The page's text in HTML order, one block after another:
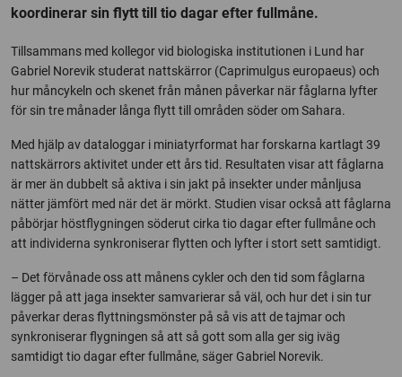
koordinerar sin flytt till tio dagar efter fullmåne.
Tillsammans med kollegor vid biologiska institutionen i Lund har
Gabriel Norevik studerat nattskärror (Caprimulgus europaeus) och
hur måncykeln och skenet från månen påverkar när fåglarna lyfter
för sin tre månader långa flytt till områden söder om Sahara.
Med hjälp av dataloggar i miniatyrformat har forskarna kartlagt 39
nattskärrors aktivitet under ett års tid. Resultaten visar att fåglarna
är mer än dubbelt så aktiva i sin jakt på insekter under månljusa
nätter jämfört med när det är mörkt. Studien visar också att fåglarna
påbörjar höstflygningen söderut cirka tio dagar efter fullmåne och
att individerna synkroniserar flytten och lyfter i stort sett samtidigt.
– Det förvånade oss att månens cykler och den tid som fåglarna
lägger på att jaga insekter samvarierar så väl, och hur det i sin tur
påverkar deras flyttningsmönster på så vis att de tajmar och
synkroniserar flygningen så att så gott som alla ger sig iväg
samtidigt tio dagar efter fullmåne, säger Gabriel Norevik.